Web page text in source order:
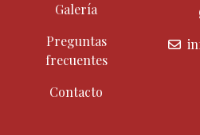
Galería
Preguntas
frecuentes
Contacto